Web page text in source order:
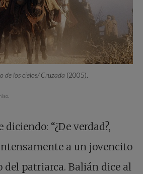
de los cielos/ Cruzada (2005).
“¿De verdad?,
a un jovencito
del patriarca. Balián dice al